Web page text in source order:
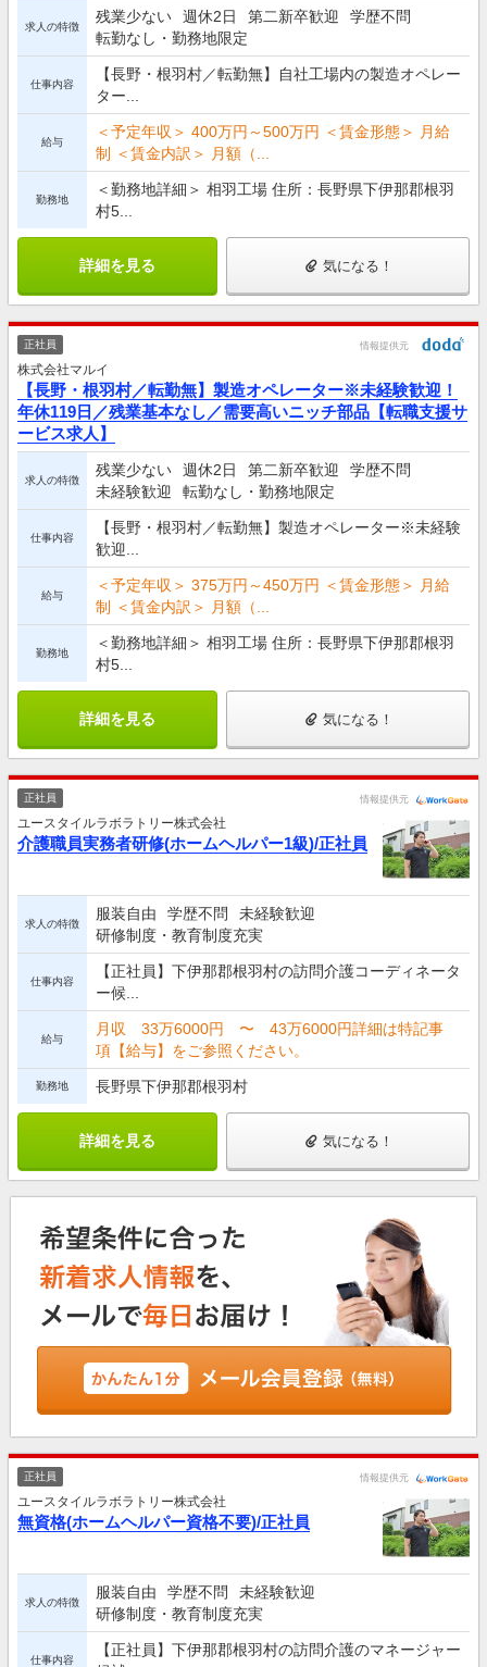
求人の特徴
残業少ない 週休2日 第二新卒歓迎
学歴不問
転勤なし・勤務地限定
仕事内容
【長野・根羽村／転勤無】自社工場内の製造オペレー
ター...
給与
＜予定年収＞ 400万円～500万円 ＜賃金形態＞ 月給
制 ＜賃金内訳＞ 月額（...
勤務地
＜勤務地詳細＞ 相羽工場 住所：長野県下伊那郡根羽
村5...
詳細を見る 気になる！
正社員 情報提供元
株式会社マルイ
【長野・根羽村／転勤無】製造オペレーター※未経験歓迎！
年休119日／残業基本なし／需要高いニッチ部品【転職支援サ
ービス求人】
求人の特徴
残業少ない 週休2日 第二新卒歓迎
学歴不問
未経験歓迎
転勤なし・勤務地限定
仕事内容
【長野・根羽村／転勤無】製造オペレーター※未経験
歓迎...
給与
＜予定年収＞ 375万円～450万円 ＜賃金形態＞ 月給
制 ＜賃金内訳＞ 月額（...
勤務地
＜勤務地詳細＞ 相羽工場 住所：長野県下伊那郡根羽
村5...
詳細を見る 気になる！
正社員 情報提供元
ユースタイルラボラトリー株式会社
介護職員実務者研修(ホームヘルパー1級)/正社員
求人の特徴
服装自由 学歴不問
未経験歓迎
研修制度・教育制度充実
仕事内容
【正社員】下伊那郡根羽村の訪問介護コーディネータ
ー候...
給与
月収 33万6000円 〜 43万6000円詳細は特記事
項【給与】をご参照ください。
勤務地 長野県下伊那郡根羽村
詳細を見る 気になる！
正社員 情報提供元
ユースタイルラボラトリー株式会社
無資格(ホームヘルパー資格不要)/正社員
求人の特徴
服装自由 学歴不問
未経験歓迎
研修制度・教育制度充実
仕事内容
【正社員】下伊那郡根羽村の訪問介護のマネージャー